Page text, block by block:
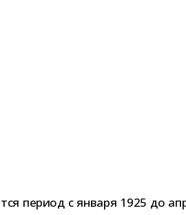
период с января 1925 до